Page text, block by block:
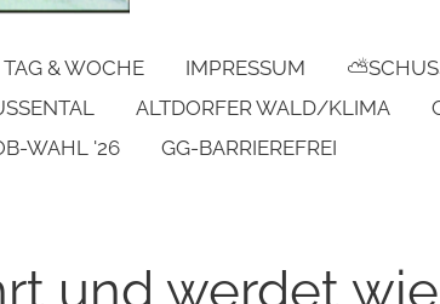
TAG & WOCHE IMPRESSUM
ALTDORFER WALD/KLIMA
WAHL '26 GG-BARRIEREFREI
und werdet wie